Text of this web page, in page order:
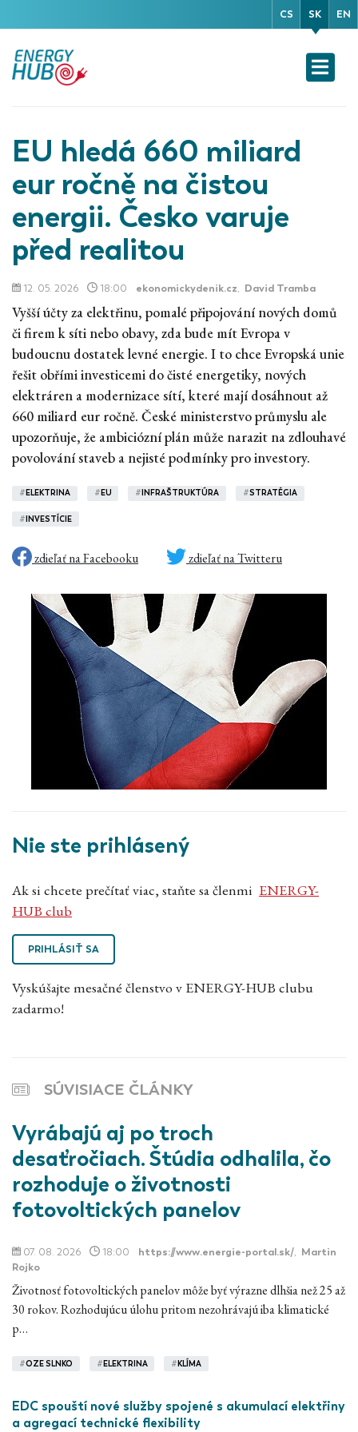
CS SK EN
EU hledá 660 miliard
eur ročně na čistou
energii. Česko varuje
před realitou
12. 05. 2026 18:00 ekonomickydenik.cz David Tramba
Vyšší účty za elektřinu, pomalé připojování nových domů
či firem k síti nebo obavy, zda bude mít Evropa v
budoucnu dostatek levné energie. I to chce Evropská unie
řešit obřími investicemi do čisté energetiky, nových
elektráren a modernizace sítí, které mají dosáhnout až
660 miliard eur ročně. České ministerstvo průmyslu ale
upozorňuje, že ambiciózní plán může narazit na zdlouhavé
povolování staveb a nejisté podmínky pro investory.
#ELEKTRINA #EU #INFRAŠTRUKTÚRA #STRATÉGIA
# INVESTÍCIE
zdieľať na Facebooku zdieľať na Twitteru
Nie ste prihlásený
Ak si chcete prečítať viac, staňte sa členmi ENERGY-
HUB club
PRIHLÁSIŤ SA
Vyskúšajte mesačné členstvo v ENERGY-HUB clubu
zadarmo!
SÚVISIACE ČLÁNKY
Vyrábajú aj po troch
desaťročiach. Štúdia odhalila, čo
rozhoduje o životnosti
fotovoltických panelov
07. 08. 2026 18:00 https://www.energie-portal.sk/
Martin
Rojko
Životnosť fotovoltických panelov môže byť výrazne dlhšia než 25 až
30 rokov. Rozhodujúcu úlohu pritom nezohrávajú iba klimatické
p…
#OZE SLNKO # ELEKTRINA # KLÍMA
EDC spouští nové služby spojené s akumulací elektřiny
a agregací technické flexibility